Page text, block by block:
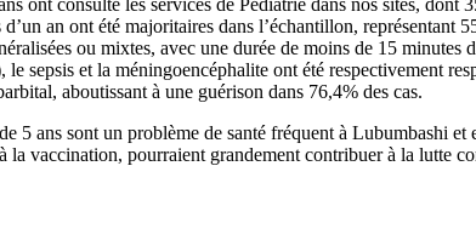
ont consulté les services de Pédiatrie dans nos sites,
an ont été majoritaires dans l’échantillon,
ou mixtes, avec une durée de moins de 15
sepsis et la méningoencéphalite ont été respectivement
aboutissant à une guérison dans 76,4% des cas.
5 ans sont un problème de santé fréquent à Lubumbashi
la vaccination, pourraient grandement contribuer à la